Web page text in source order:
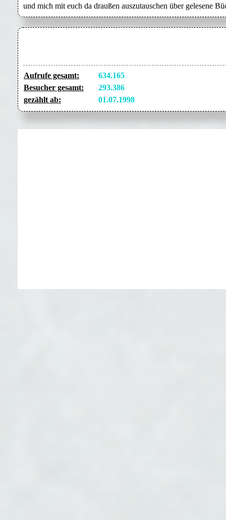
und mich mit euch da draußen auszutauschen über gelesene
Aufrufe gesamt:
634.165
Besucher gesamt:
293.386
gezählt ab:
01.07.1998